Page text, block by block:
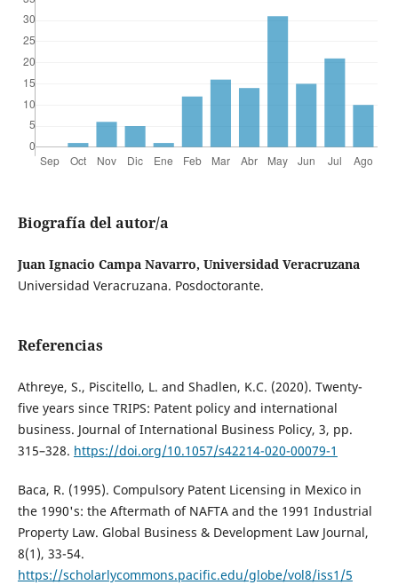
Biografía del autor/a
Juan Ignacio Campa Navarro, Universidad Veracruzana
Universidad Veracruzana. Posdoctorante.
Referencias
Athreye, S., Piscitello, L. and Shadlen, K.C. (2020). Twenty-
five years since TRIPS: Patent policy and international
business. Journal of International Business Policy, 3, pp.
315–328. https://doi.org/10.1057/s42214-020-00079-1
Baca, R. (1995). Compulsory Patent Licensing in Mexico in
the 1990's: the Aftermath of NAFTA and the 1991 Industrial
Property Law. Global Business & Development Law Journal,
8(1), 33-54.
https://scholarlycommons.pacific.edu/globe/vol8/iss1/5